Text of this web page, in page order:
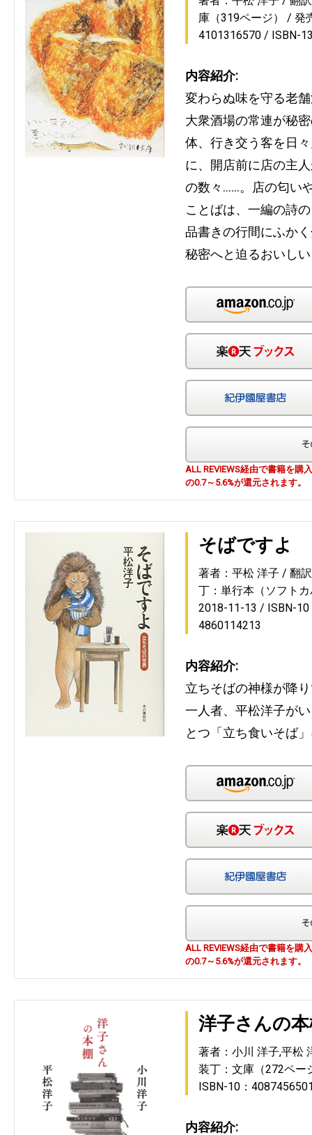
庫（319ページ）
発
4101316570
ISBN-
内容紹介:
変わらぬ味を守る老
大衆酒場の常連が秘
体、行き交う客を日
に、開店前に店の主
の数々……。店の匂い
ことばは、一編の詩
品書きの行間にふか
秘密へと迫るおいし
ALL REVIEWS経由で書籍を購
の0.7～5.6%が還元されます。
そばですよ
著者：平松 洋子
翻
丁：単行本（ソフト
2018-11-13
ISBN-
4860114213
内容紹介:
立ちそばの神様が降
一人者、平松洋子が
とつ「立ち食いそば
ALL REVIEWS経由で書籍を購
の0.7～5.6%が還元されます。
洋子さんの
著者：小川 洋子,平松
装丁：文庫（272ペー
ISBN-10：
内容紹介: